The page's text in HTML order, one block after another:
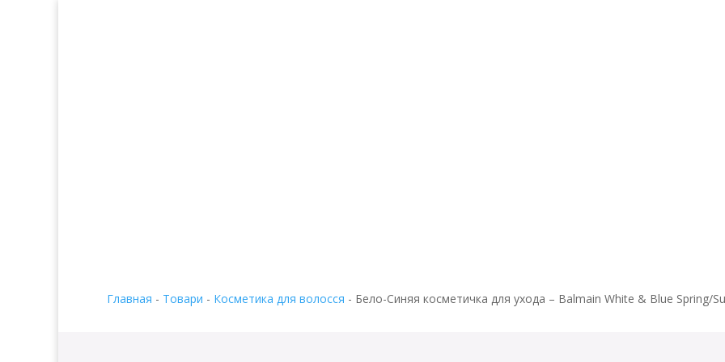
Главная - Товари - Косметика для волосся - Бело-Синяя косметичка для ухода – Balmain White & Blue Spring/